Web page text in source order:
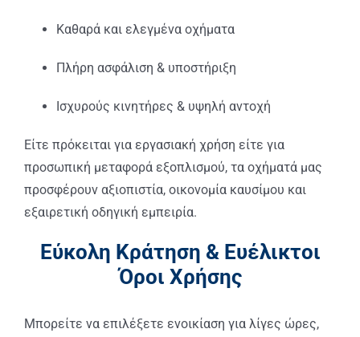
Καθαρά και ελεγμένα οχήματα
Πλήρη ασφάλιση & υποστήριξη
Ισχυρούς κινητήρες & υψηλή αντοχή
Είτε πρόκειται για εργασιακή χρήση είτε για
προσωπική μεταφορά εξοπλισμού, τα οχήματά μας
προσφέρουν αξιοπιστία, οικονομία καυσίμου και
εξαιρετική οδηγική εμπειρία.
Εύκολη Κράτηση & Ευέλικτοι
Όροι Χρήσης
Μπορείτε να επιλέξετε ενοικίαση για λίγες ώρες,